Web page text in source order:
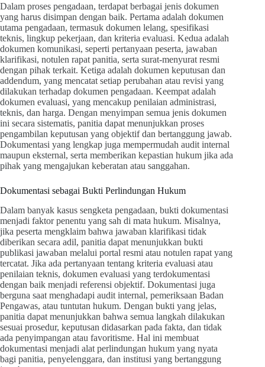
Dalam proses pengadaan, terdapat berbagai jenis dokumen
yang harus disimpan dengan baik. Pertama adalah dokumen
utama pengadaan, termasuk dokumen lelang, spesifikasi
teknis, lingkup pekerjaan, dan kriteria evaluasi. Kedua adalah
dokumen komunikasi, seperti pertanyaan peserta, jawaban
klarifikasi, notulen rapat panitia, serta surat-menyurat resmi
dengan pihak terkait. Ketiga adalah dokumen keputusan dan
addendum, yang mencatat setiap perubahan atau revisi yang
dilakukan terhadap dokumen pengadaan. Keempat adalah
dokumen evaluasi, yang mencakup penilaian administrasi,
teknis, dan harga. Dengan menyimpan semua jenis dokumen
ini secara sistematis, panitia dapat menunjukkan proses
pengambilan keputusan yang objektif dan bertanggung jawab.
Dokumentasi yang lengkap juga mempermudah audit internal
maupun eksternal, serta memberikan kepastian hukum jika ada
pihak yang mengajukan keberatan atau sanggahan.
Dokumentasi sebagai Bukti Perlindungan Hukum
Dalam banyak kasus sengketa pengadaan, bukti dokumentasi
menjadi faktor penentu yang sah di mata hukum. Misalnya,
jika peserta mengklaim bahwa jawaban klarifikasi tidak
diberikan secara adil, panitia dapat menunjukkan bukti
publikasi jawaban melalui portal resmi atau notulen rapat yang
tercatat. Jika ada pertanyaan tentang kriteria evaluasi atau
penilaian teknis, dokumen evaluasi yang terdokumentasi
dengan baik menjadi referensi objektif. Dokumentasi juga
berguna saat menghadapi audit internal, pemeriksaan Badan
Pengawas, atau tuntutan hukum. Dengan bukti yang jelas,
panitia dapat menunjukkan bahwa semua langkah dilakukan
sesuai prosedur, keputusan didasarkan pada fakta, dan tidak
ada penyimpangan atau favoritisme. Hal ini membuat
dokumentasi menjadi alat perlindungan hukum yang nyata
bagi panitia, penyelenggara, dan institusi yang bertanggung